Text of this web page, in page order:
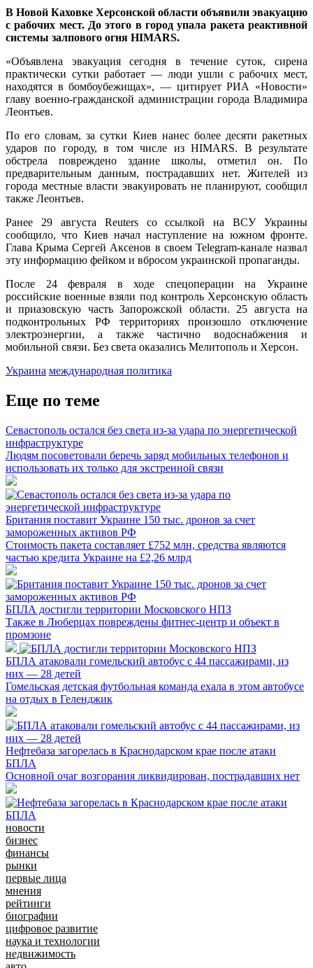
В Новой Каховке Херсонской области объявили эвакуацию
с рабочих мест. До этого в город упала ракета реактивной
системы залпового огня HIMARS.
«Объявлена эвакуация сегодня в течение суток, сирена
практически сутки работает — люди ушли с рабочих мест,
находятся в бомбоубежищах», — цитирует РИА «Новости»
главу военно-гражданской администрации города Владимира
Леонтьев.
По его словам, за сутки Киев нанес более десяти ракетных
ударов по городу, в том числе из HIMARS. В результате
обстрела повреждено здание школы, отметил он. По
предварительным данным, пострадавших нет. Жителей из
города местные власти эвакуировать не планируют, сообщил
также Леонтьев.
Ранее 29 августа Reuters со ссылкой на ВСУ Украины
сообщило, что Киев начал наступление на южном фронте.
Глава Крыма Сергей Аксенов в своем Telegram-канале назвал
эту информацию фейком и вбросом украинской пропаганды.
После 24 февраля в ходе спецоперации на Украине
российские военные взяли под контроль Херсонскую область
и приазовскую часть Запорожской области. 25 августа на
подконтрольных РФ территориях произошло отключение
электроэнергии, а также частично водоснабжения и
мобильной связи. Без света оказались Мелитополь и Херсон.
Украина международная политика
Еще по теме
Севастополь остался без света из-за удара по энергетической
инфраструктуре
Людям посоветовали беречь заряд мобильных телефонов и
использовать их только для экстренной связи
Британия поставит Украине 150 тыс. дронов за счет
замороженных активов РФ
Стоимость пакета составляет £752 млн, средства являются
частью кредита Украине на £2,26 млрд
БПЛА достигли территории Московского НПЗ
Также в Люберцах повреждены фитнес-центр и объект в
промзоне
БПЛА атаковали гомельский автобус с 44 пассажирами, из
них — 28 детей
Гомельская детская футбольная команда ехала в этом автобусе
на отдых в Геленджик
Нефтебаза загорелась в Краснодарском крае после атаки
БПЛА
Основной очаг возгорания ликвидирован, пострадавших нет
новости
бизнес
финансы
рынки
первые лица
мнения
рейтинги
биографии
цифровое развитие
наука и технологии
недвижимость